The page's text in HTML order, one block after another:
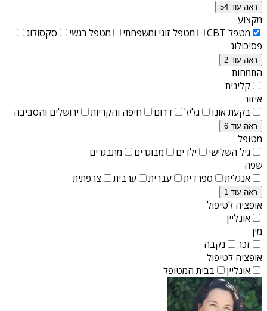
ראה עוד 54
מקצוע
מטפל CBT
מטפל זוגי ומשפחתי מטפל רגשי
סקסולוג
פסיכולוג
ראה עוד 2
התמחות
קלינית
איזור
בקעת אונו
גליל דרום חיפה והקריות ירושלים והסביבה
ראה עוד 6
מטופל
גיל השלישי
ילדים מבוגרים
מתבגרים
שפה
אנגלית
ספרדית עברית ערבית צרפתית
ראה עוד 1
אופציה לטיפול
אונליין
מין
זכר
נקבה
אופציה לטיפול
אונליין
בבית המטופל